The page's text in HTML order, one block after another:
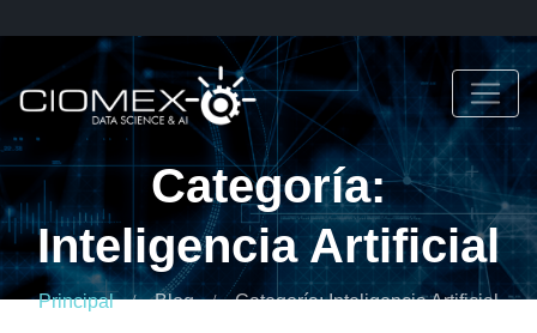
Categoría:
Inteligencia Artificial
Principal Blog Categoría: Inteligencia Artificial